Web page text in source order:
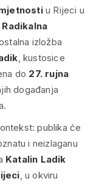
u Rijeci u
Radikalna
izložba
, kustosice
do 27. rujna
događanja
publika će
i neizlaganu
Katalin Ladik
, u okviru